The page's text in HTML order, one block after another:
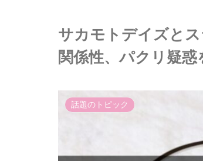
サカモトデイズと
関係性、パクリ疑惑
話題のトピック